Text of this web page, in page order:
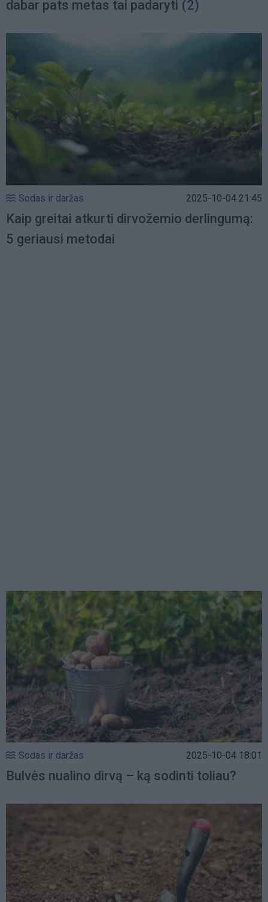
dabar pats metas tai padaryti (2)
Sodas ir daržas 2025-10-04 21:45
Kaip greitai atkurti dirvožemio derlingumą:
5 geriausi metodai
Sodas ir daržas 2025-10-04 18:01
Bulvės nualino dirvą – ką sodinti toliau?